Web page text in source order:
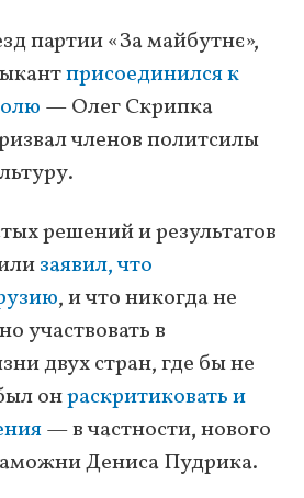
партии «За майбутнє»,
присоединился к
— Олег Скрипка
членов политсилы
решений и результатов
заявил, что
, и что никогда не
участвовать в
двух стран, где бы не
онраскритиковать и
— в частности, нового
Дениса Пудрика.